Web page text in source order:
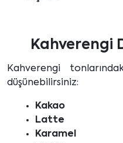
Kahverengi
Kahverengi
düşünebilirsiniz:
Kakao
Latte
Karamel